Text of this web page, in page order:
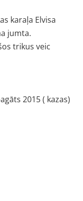
karaļa Elvisa
jumta.
trikus veic
2015 ( kazas)